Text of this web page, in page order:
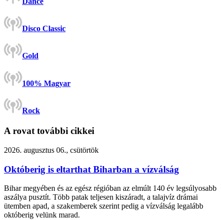
Disco Classic
Gold
100% Magyar
Rock
A rovat további cikkei
2026. augusztus 06., csütörtök
Októberig is eltarthat Biharban a vízválság
Bihar megyében és az egész régióban az elmúlt 140 év legsúlyosabb
aszálya pusztít. Több patak teljesen kiszáradt, a talajvíz drámai
ütemben apad, a szakemberek szerint pedig a vízválság legalább
októberig velünk marad.